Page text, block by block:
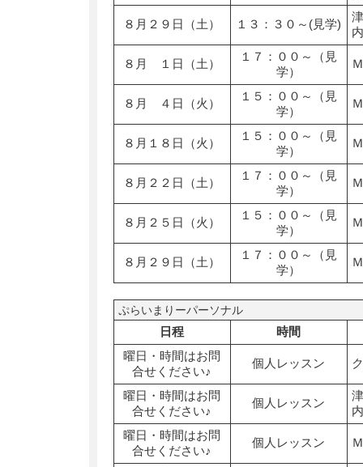
８月２９日（土） １３：３０～(見学)
８月 １日（土）
１７：００～（見
学）
８月 ４日（火）
１５：００～（見
学）
８月１８日（火）
１５：００～（見
学）
８月２２日（土）
１７：００～（見
学）
８月２５日（火）
１５：００～（見
学）
８月２９日（土）
１７：００～（見
学）
ぷらいまりーパーソナル
日程
時間
曜日・時間はお問
合せください♪
個人レッスン
曜日・時間はお問
合せください♪
個人レッスン
曜日・時間はお問
合せください♪
個人レッスン